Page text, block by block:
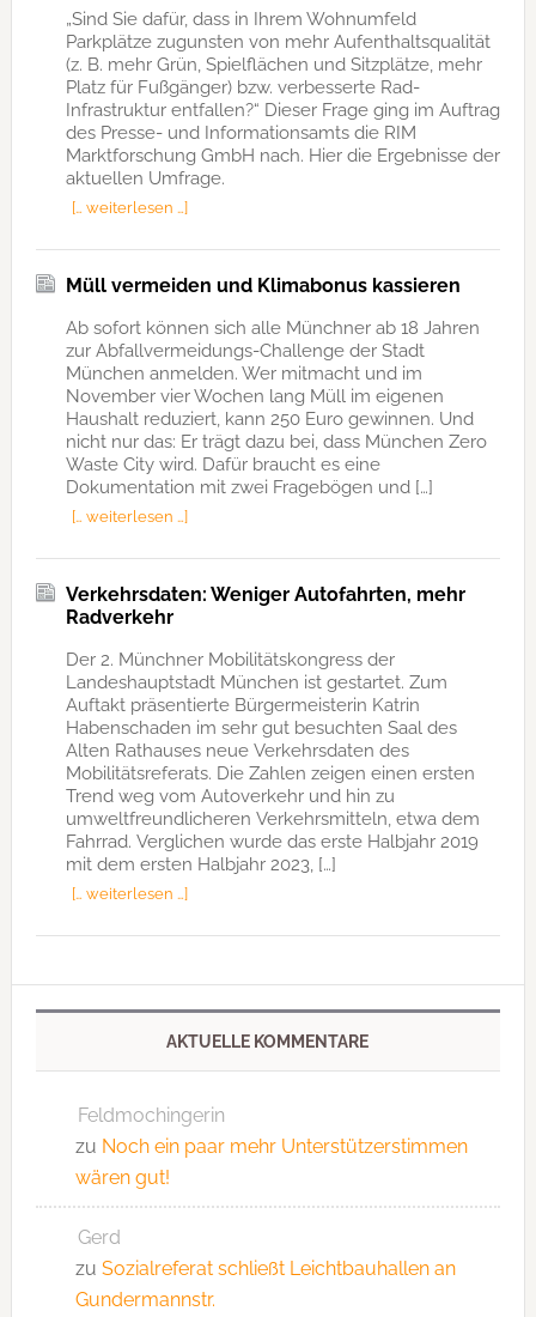
„Sind Sie dafür, dass in Ihrem Wohnumfeld
Parkplätze zugunsten von mehr Aufenthaltsqualität
(z. B. mehr Grün, Spielflächen und Sitzplätze, mehr
Platz für Fußgänger) bzw. verbesserte Rad-
Infrastruktur entfallen?“ Dieser Frage ging im Auftrag
des Presse- und Informationsamts die RIM
Marktforschung GmbH nach. Hier die Ergebnisse der
aktuellen Umfrage.
[… weiterlesen …]
Müll vermeiden und Klimabonus kassieren
Ab sofort können sich alle Münchner ab 18 Jahren
zur Abfallvermeidungs-Challenge der Stadt
München anmelden. Wer mitmacht und im
November vier Wochen lang Müll im eigenen
Haushalt reduziert, kann 250 Euro gewinnen. Und
nicht nur das: Er trägt dazu bei, dass München Zero
Waste City wird. Dafür braucht es eine
Dokumentation mit zwei Fragebögen und […]
[… weiterlesen …]
Verkehrsdaten: Weniger Autofahrten, mehr
Radverkehr
Der 2. Münchner Mobilitätskongress der
Landeshauptstadt München ist gestartet. Zum
Auftakt präsentierte Bürgermeisterin Katrin
Habenschaden im sehr gut besuchten Saal des
Alten Rathauses neue Verkehrsdaten des
Mobilitätsreferats. Die Zahlen zeigen einen ersten
Trend weg vom Autoverkehr und hin zu
umweltfreundlicheren Verkehrsmitteln, etwa dem
Fahrrad. Verglichen wurde das erste Halbjahr 2019
mit dem ersten Halbjahr 2023, […]
[… weiterlesen …]
AKTUELLE KOMMENTARE
Feldmochingerin
zu Noch ein paar mehr Unterstützerstimmen
wären gut!
Gerd
zu Sozialreferat schließt Leichtbauhallen an
Gundermannstr.